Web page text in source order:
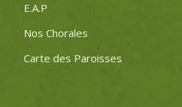
E.A.P
Nos Chorales
Carte des Paroisses